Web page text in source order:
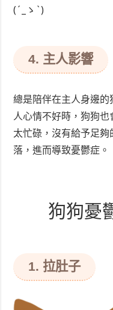
(´_ゝ`)
4. 主人影響
總是陪伴在主人身邊的
人心情不好時，狗狗
太忙碌，沒有給予足夠
落，進而導致憂鬱症。
狗狗憂
1. 拉肚子